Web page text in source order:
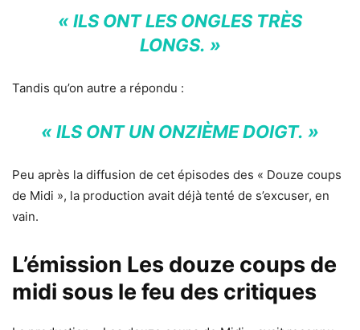
« ILS ONT LES ONGLES TRÈS
LONGS. »
Tandis qu’on autre a répondu :
« ILS ONT UN ONZIÈME DOIGT. »
Peu après la diffusion de cet épisodes des « Douze coups
de Midi », la production avait déjà tenté de s’excuser, en
vain.
L’émission Les douze coups de
midi sous le feu des critiques